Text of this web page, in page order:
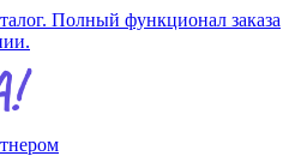
Полный функционал заказа